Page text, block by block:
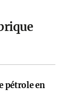
pétrole en